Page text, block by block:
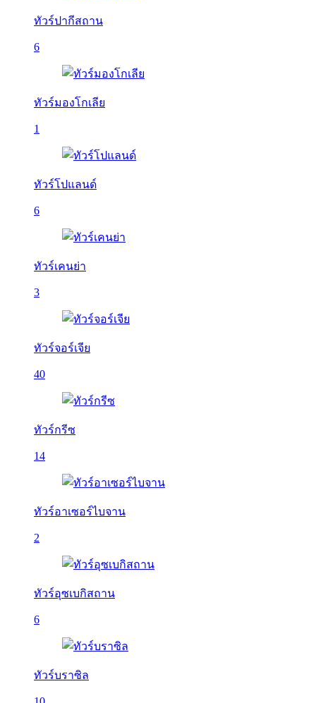
ทัวร์ปากีสถาน
6
ทัวร์มองโกเลีย
1
ทัวร์โปแลนด์
6
ทัวร์เคนย่า
3
ทัวร์จอร์เจีย
40
ทัวร์กรีซ
14
ทัวร์อาเซอร์ไบจาน
2
ทัวร์อุซเบกิสถาน
6
ทัวร์บราซิล